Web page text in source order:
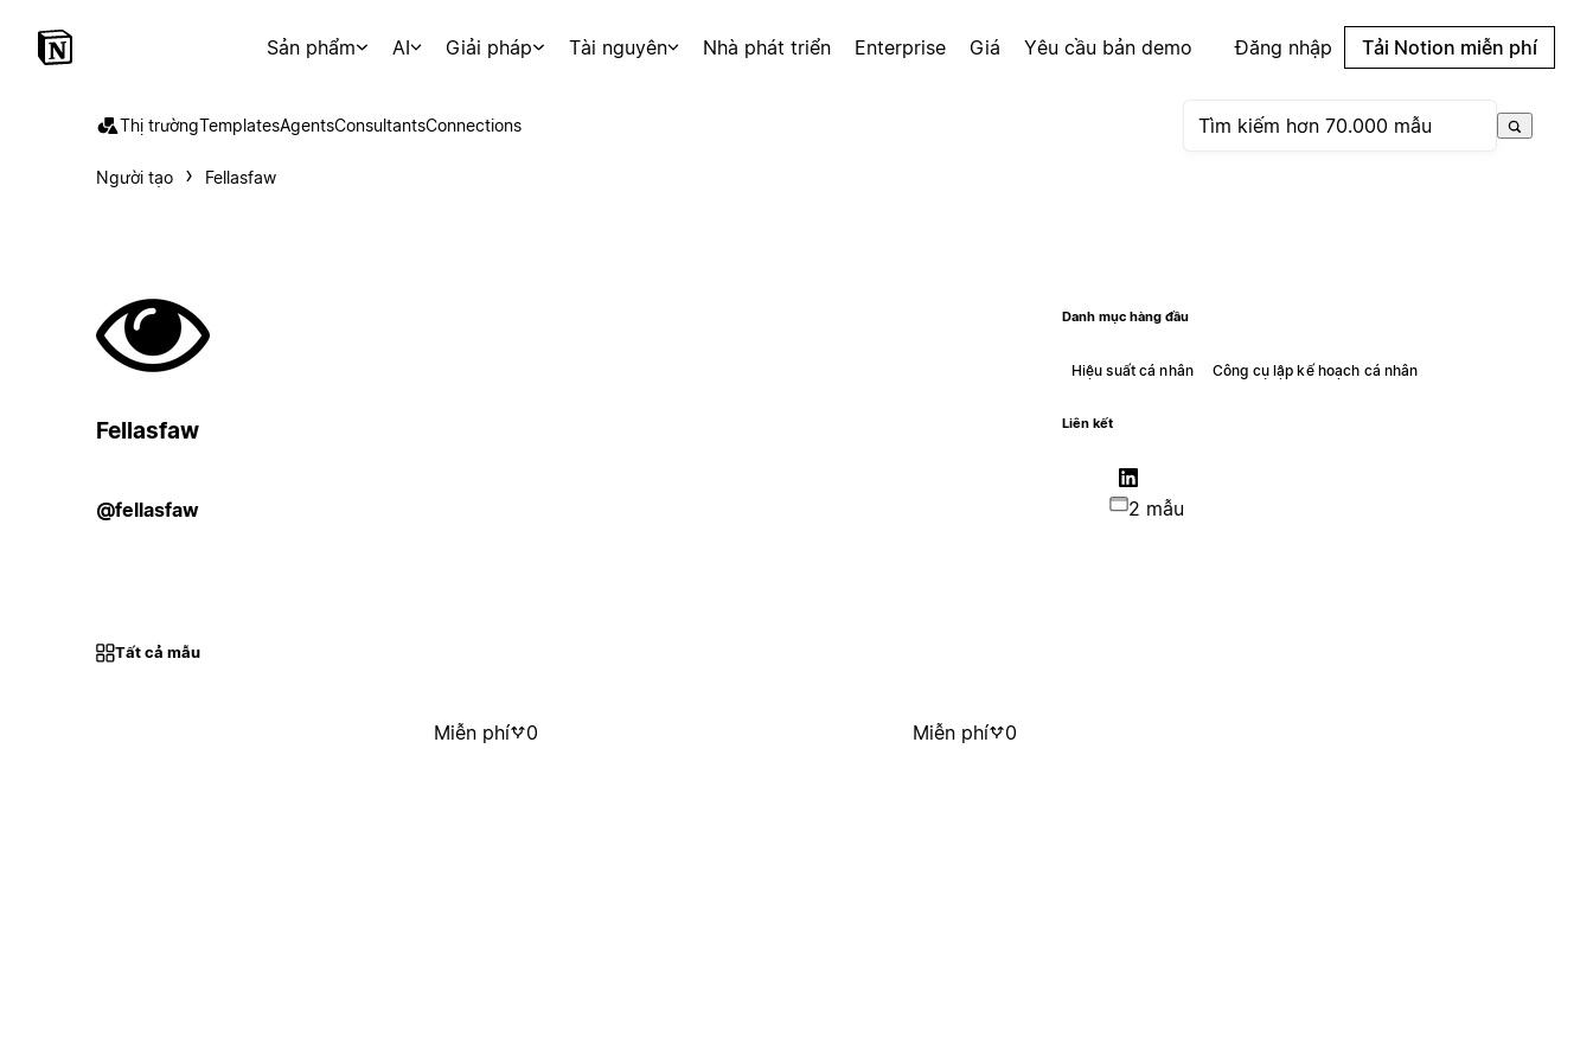
Sản phẩm AI Giải pháp Tài nguyên Nhà phát triển Enterprise Giá Yêu cầu bản demo Đăng nhập Tải Notion miễn phí
Thị trườngTemplatesAgentsConsultantsConnections
Người tạo Fellasfaw
Fellasfaw
@fellasfaw
Danh mục hàng đầu
Hiệu suất cá nhân Công cụ lập kế hoạch cá nhân
Liên kết
2 mẫu
Tất cả mẫu
Miễn phí 0 Miễn phí 0